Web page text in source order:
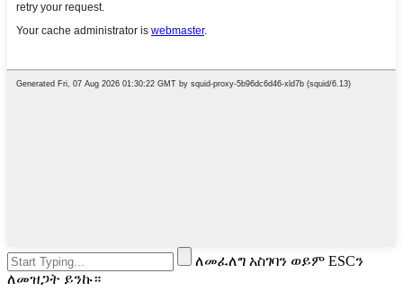
ለመፈለግ አስገባን ወይም ESCን
ለመዝጋት ይንኩ።